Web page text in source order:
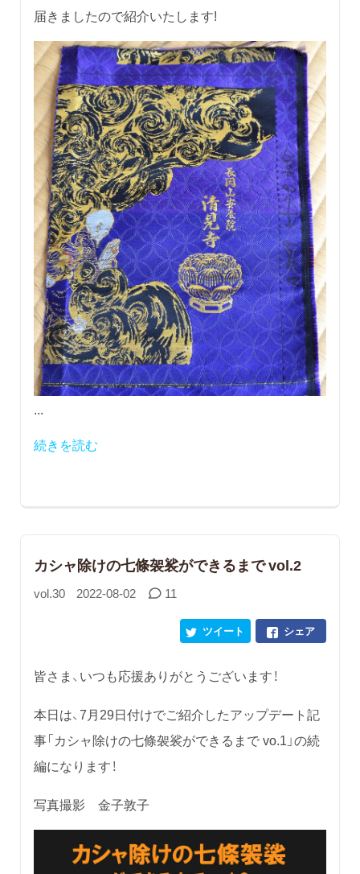
届きましたので紹介いたします!
...
続きを読む
カシャ除けの七條袈裟ができるまで vol.2
vol.30 2022-08-02 11
シェア
ツイート
皆さま、いつも応援ありがとうございます！
本日は、7月29日付けでご紹介したアップデート記
事「カシャ除けの七條袈裟ができるまで vo.1」の続
編になります！
写真撮影 金子敦子